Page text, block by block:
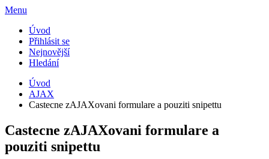
Menu
Úvod
Přihlásit se
Nejnovější
Hledání
Úvod
AJAX
Castecne zAJAXovani formulare a pouziti snipettu
Castecne zAJAXovani formulare a
pouziti snipettu